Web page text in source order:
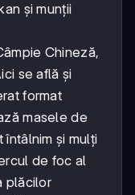
și munții
Chineză,
se află și
format
masele de
și mulți
de foc al
plăcilor